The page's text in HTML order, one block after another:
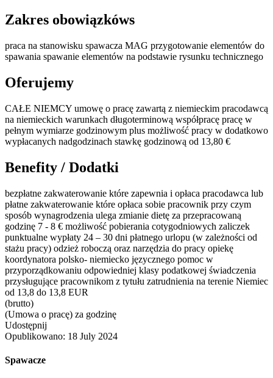
Zakres obowiązkóws
praca na stanowisku spawacza MAG przygotowanie elementów do
spawania spawanie elementów na podstawie rysunku technicznego
Oferujemy
CAŁE NIEMCY umowę o pracę zawartą z niemieckim pracodawcą
na niemieckich warunkach długoterminową współpracę pracę w
pełnym wymiarze godzinowym plus możliwość pracy w dodatkowo
wypłacanych nadgodzinach stawkę godzinową od 13,80 €
Benefity / Dodatki
bezpłatne zakwaterowanie które zapewnia i opłaca pracodawca lub
płatne zakwaterowanie które opłaca sobie pracownik przy czym
sposób wynagrodzenia ulega zmianie dietę za przepracowaną
godzinę 7 - 8 € możliwość pobierania cotygodniowych zaliczek
punktualne wypłaty 24 – 30 dni płatnego urlopu (w zależności od
stażu pracy) odzież roboczą oraz narzędzia do pracy opiekę
koordynatora polsko- niemiecko języcznego pomoc w
przyporządkowaniu odpowiedniej klasy podatkowej świadczenia
przysługujące pracownikom z tytułu zatrudnienia na terenie Niemiec
od 13,8 do 13,8 EUR
(brutto)
(Umowa o pracę) za godzinę
Udostępnij
Opublikowano: 18 July 2024
Spawacze